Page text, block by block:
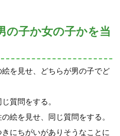
の子か女の子かを当
を見せ、どちらが男の子でど
質問をする。
絵を見せ、同じ質問をする。
にちがいがありそうなことに